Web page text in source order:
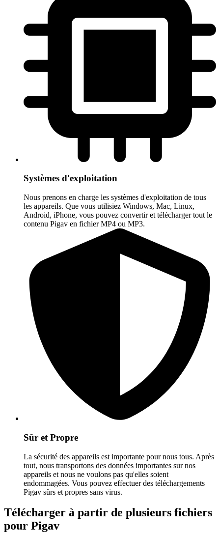
Systèmes d'exploitation
Nous prenons en charge les systèmes d'exploitation de tous
les appareils. Que vous utilisiez Windows, Mac, Linux,
Android, iPhone, vous pouvez convertir et télécharger tout le
contenu Pigav en fichier MP4 ou MP3.
Sûr et Propre
La sécurité des appareils est importante pour nous tous. Après
tout, nous transportons des données importantes sur nos
appareils et nous ne voulons pas qu'elles soient
endommagées. Vous pouvez effectuer des téléchargements
Pigav sûrs et propres sans virus.
Télécharger à partir de plusieurs fichiers
pour Pigav